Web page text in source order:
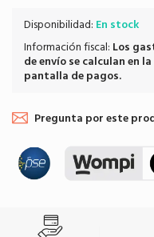
Disponibilidad: En stock
Información fiscal: Los
de envíose calculan en la
pantalla de pagos.
Pregunta por este